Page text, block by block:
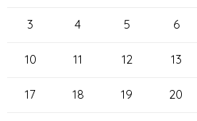
3 4 5 6
10 11 12 13
17 18 19 20